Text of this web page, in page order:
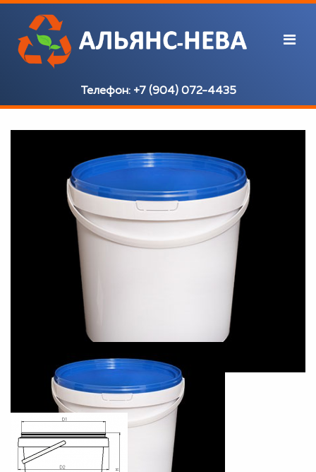
Телефон: +7 (904) 072-4435